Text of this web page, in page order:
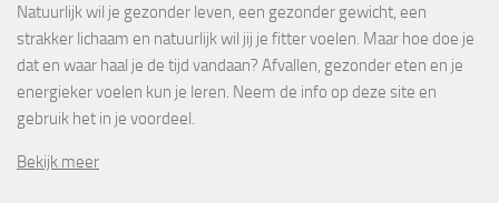
Natuurlijk wil je gezonder leven, een gezonder gewicht, een
strakker lichaam en natuurlijk wil jij je fitter voelen. Maar hoe doe je
dat en waar haal je de tijd vandaan? Afvallen, gezonder eten en je
energieker voelen kun je leren. Neem de info op deze site en
gebruik het in je voordeel.
Bekijk meer